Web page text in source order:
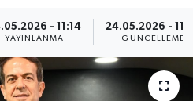
- 11:14
YAYINLANMA
24.05.2026 -
GÜNCELLEME